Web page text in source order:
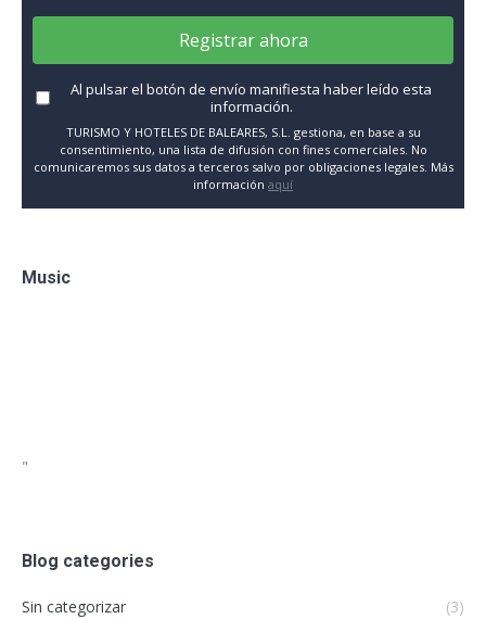
Registrar ahora
Al pulsar el botón de envío manifiesta haber leído esta
información.
TURISMO Y HOTELES DE BALEARES, S.L. gestiona, en base a su
consentimiento, una lista de difusión con fines comerciales. No
comunicaremos sus datos a terceros salvo por obligaciones legales. Más
información aquí
Music
"
Blog categories
Sin categorizar (3)